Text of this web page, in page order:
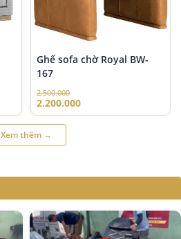
Ghế sofa chờ Royal BW-
167
2.500.000
2.200.000
Xem thêm →